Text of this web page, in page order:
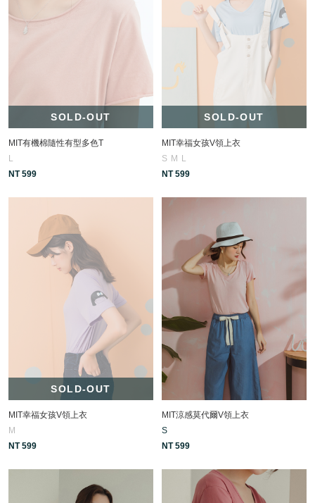
SOLD-OUT
MIT有機棉隨性有型多色T
L
NT 599
SOLD-OUT
MIT幸福女孩V領上衣
S M
L
NT 599
SOLD-OUT
MIT幸福女孩V領上衣
M
NT 599
MIT涼感莫代爾V領上衣
S
NT 599